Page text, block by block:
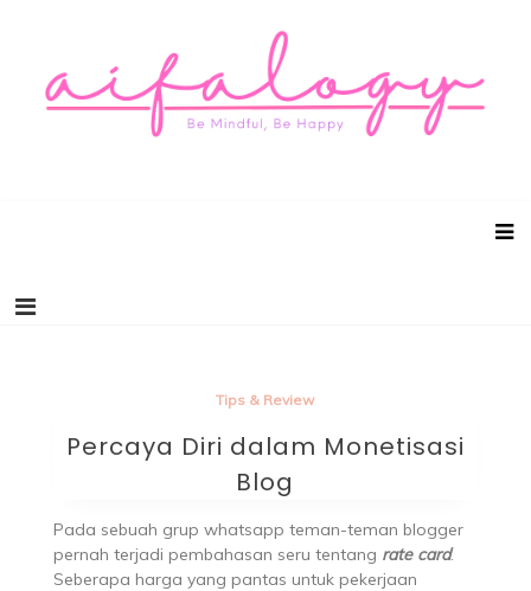
Tips & Review
Percaya Diri dalam Monetisasi
Blog
Pada sebuah grup whatsapp teman-teman blogger
pernah terjadi pembahasan seru tentang rate card.
Seberapa harga yang pantas untuk pekerjaan